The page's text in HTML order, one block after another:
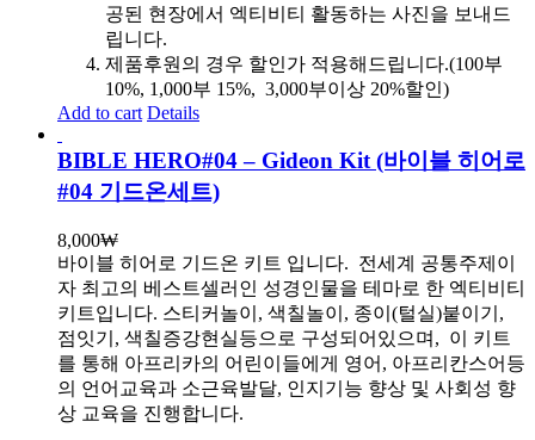
공된 현장에서 엑티비티 활동하는 사진을 보내드
립니다.
제품후원의 경우 할인가 적용해드립니다.(100부
10%, 1,000부 15%, 3,000부이상 20%할인)
Add to cart Details
BIBLE HERO#04 – Gideon Kit (바이블 히어로
#04 기드온세트)
8,000₩
바이블 히어로 기드온 키트 입니다. 전세계 공통주제이
자 최고의 베스트셀러인 성경인물을 테마로 한 엑티비티
키트입니다. 스티커놀이, 색칠놀이, 종이(털실)붙이기,
점잇기, 색칠증강현실등으로 구성되어있으며, 이 키트
를 통해 아프리카의 어린이들에게 영어, 아프리칸스어등
의 언어교육과 소근육발달, 인지기능 향상 및 사회성 향
상 교육을 진행합니다.